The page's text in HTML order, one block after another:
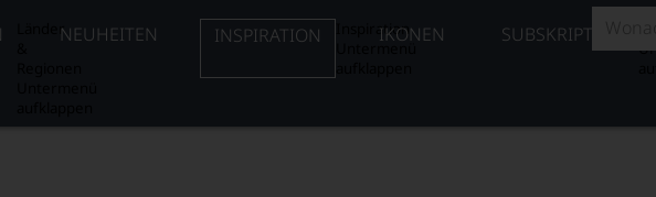
LänderNEUHEITEN INSPIRATION
InspirationIKONEN SUBSKRIPTION